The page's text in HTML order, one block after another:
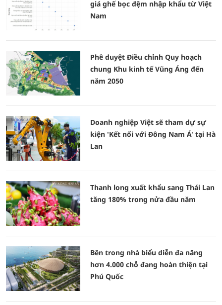
giá ghế bọc đệm nhập khẩu từ Việt
Nam
Phê duyệt Điều chỉnh Quy hoạch
chung Khu kinh tế Vũng Áng đến
năm 2050
Doanh nghiệp Việt sẽ tham dự sự
kiện 'Kết nối với Đông Nam Á' tại Hà
Lan
Thanh long xuất khẩu sang Thái Lan
tăng 180% trong nửa đầu năm
Bên trong nhà biểu diễn đa năng
hơn 4.000 chỗ đang hoàn thiện tại
Phú Quốc